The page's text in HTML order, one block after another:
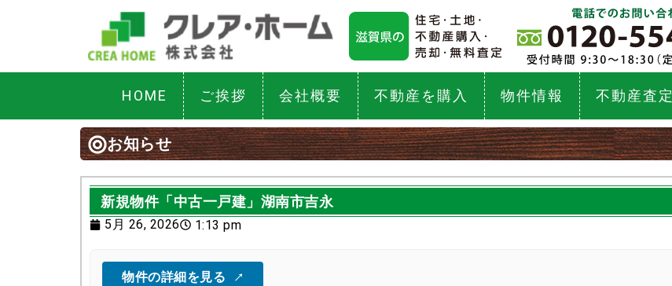
HOME ご挨拶 会社概要 不動産を購入 物件情報 不動産査定
お知らせ
新規物件「中古一戸建」湖南市吉永
5月 26, 2026 1:13 pm
物件の詳細を見る